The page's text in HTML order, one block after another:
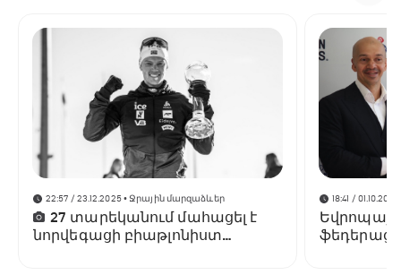
22:57 / 23.12.2025• Ջրային մարզաձևեր
27 տարեկանում մահացել է
նորվեգացի բիաթլոնիստ
18:41 / 01.10.2025
Եվրոպայի